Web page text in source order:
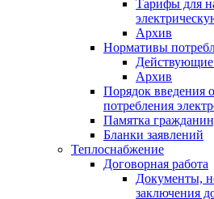
Тарифы для
Архив
Нормативы
Архив
Порядок введения
потребления
Памятка
Бланки заявлений
Теплоснабжение
Договорная работа
Документы,
заключения